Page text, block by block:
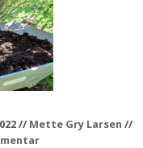
// Mette Gry Larsen //